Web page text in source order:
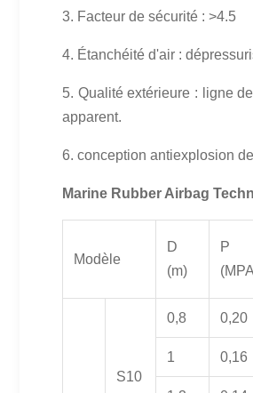
3. Facteur de sécurité : >4.5
4. Étanchéité d'air :
5. Qualité extérieure : ligne
apparent.
6. conception antiexplosion
Marine Rubber Airbag
Modèle
D
(m)
P
S10
0,8 0,20
1 0,16